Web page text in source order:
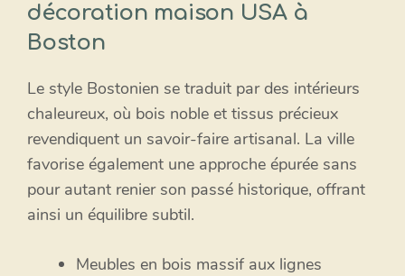
décoration maison USA à
Boston
Le style Bostonien se traduit par des intérieurs
chaleureux, où bois noble et tissus précieux
revendiquent un savoir-faire artisanal. La ville
favorise également une approche épurée sans
pour autant renier son passé historique, offrant
ainsi un équilibre subtil.
Meubles en bois massif aux lignes